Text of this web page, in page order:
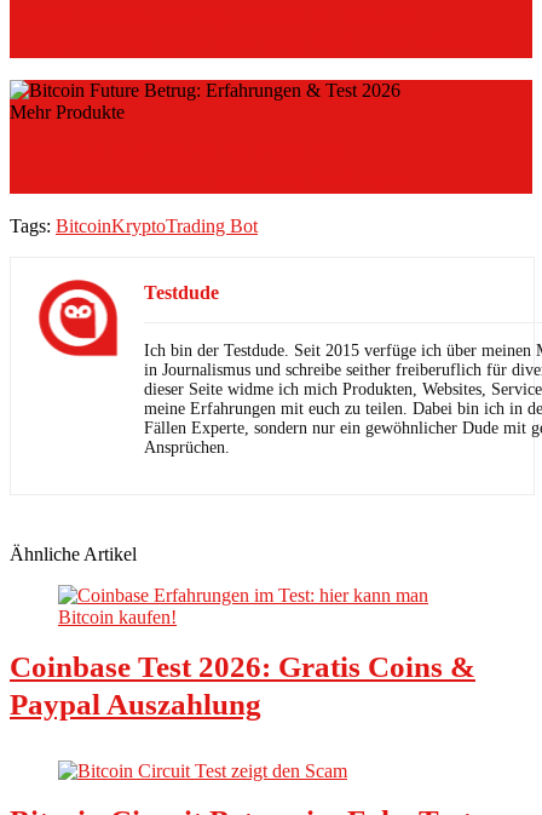
Mehr Produkte
Tags: BitcoinKryptoTrading Bot
Testdude
Ich bin der Testdude. Seit 2015 verfüge ich über meinen
in Journalismus und schreibe seither freiberuflich für
dieser Seite widme ich mich Produkten, Websites,
meine Erfahrungen mit euch zu teilen. Dabei bin ich in
Fällen Experte, sondern nur ein gewöhnlicher Dude mit
Ansprüchen.
Ähnliche Artikel
Coinbase Test 2026: Gratis Coins &
Paypal Auszahlung